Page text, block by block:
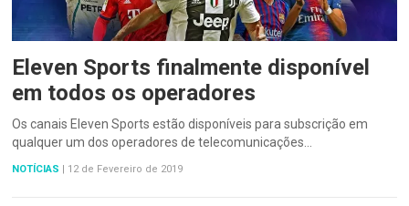
Eleven Sports finalmente disponível
em todos os operadores
Os canais Eleven Sports estão disponíveis para subscrição em
qualquer um dos operadores de telecomunicações…
NOTÍCIAS | 12 de Fevereiro de 2019